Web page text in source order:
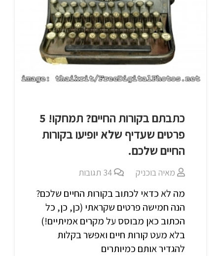
כתבתם בקורות החיים? תמחקו! 5
פרטים שעדיף שלא יופיעו בקורות
החיים שלכם.
מאיה בוכניק 34 תגובות
מה לא כדאי לכתוב בקורות החיים שלכם?
הנה חמישה פרטים שקראתי (כן, כן, כל
הכתוב כאן מבוסס על מקרים אמיתיים!)
בלא מעט קורות חיים ואפשר בקלות
להגדיר אותם כמיותרים